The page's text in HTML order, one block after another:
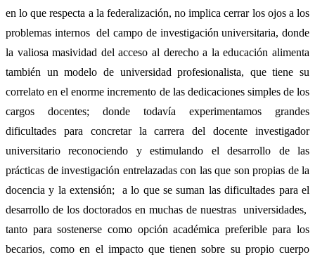
en lo que respecta a la federalización, no implica cerrar los ojos a los
problemas internos del campo de investigación universitaria, donde
la valiosa masividad del acceso al derecho a la educación alimenta
también un modelo de universidad profesionalista, que tiene su
correlato en el enorme incremento de las dedicaciones simples de los
cargos docentes; donde todavía experimentamos grandes
dificultades para concretar la carrera del docente investigador
universitario reconociendo y estimulando el desarrollo de las
prácticas de investigación entrelazadas con las que son propias de la
docencia y la extensión; a lo que se suman las dificultades para el
desarrollo de los doctorados en muchas de nuestras universidades,
tanto para sostenerse como opción académica preferible para los
becarios, como en el impacto que tienen sobre su propio cuerpo